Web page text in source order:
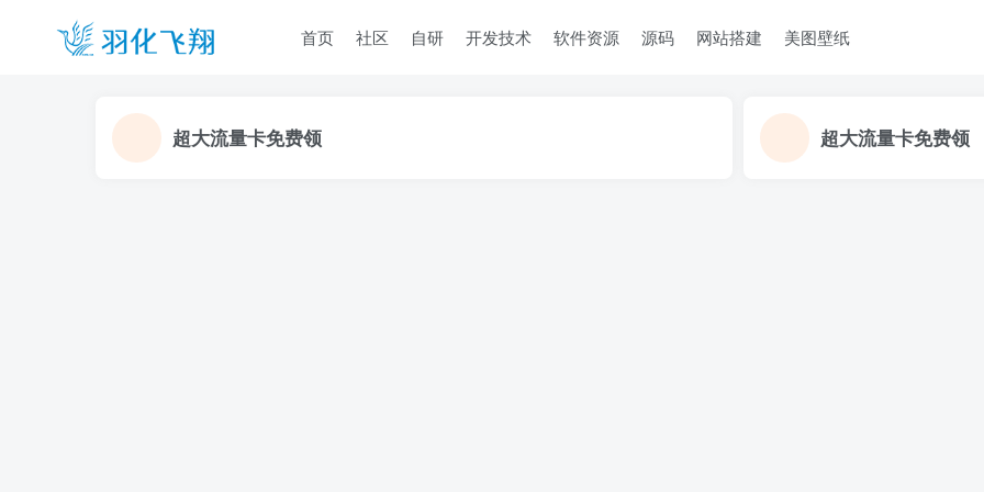
首页 社区 自研 开发技术 软件资源 源码 网站搭建 美图壁纸
超大流量卡免费领 超大流量卡免费领